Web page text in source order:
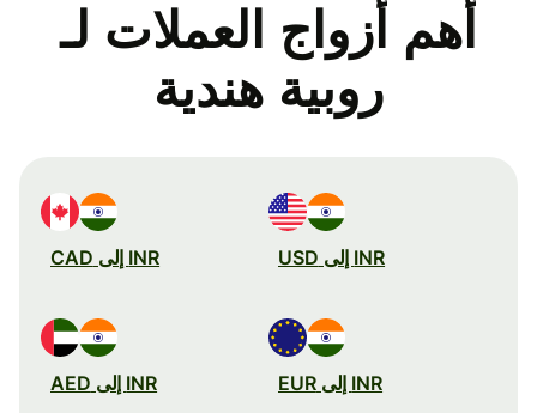
أهم أزواج العملات لـ
روبية هندية
INR إلى USD INR إلى CAD
INR إلى EUR INR إلى AED